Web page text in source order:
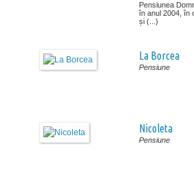
Pensiunea
în anul 2004, în
și (...)
La Borcea
Pensiune
Nicoleta
Pensiune